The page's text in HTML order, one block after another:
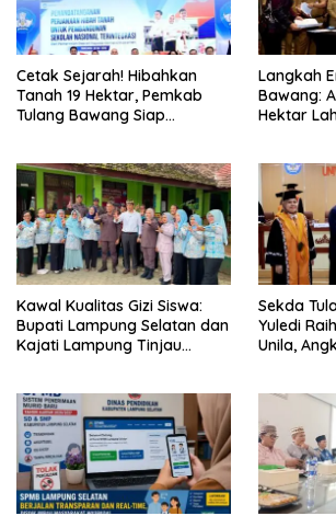
Cetak Sejarah! Hibahkan
Tanah 19 Hektar, Pemkab
Tulang Bawang Siap
Lampung
Langkah
Bawang:
Hektar
Kawal Kualitas Gizi Siswa:
Bupati Lampung Selatan dan
Kajati Lampung Tinjau
Sekda
Yuledi
Unila,